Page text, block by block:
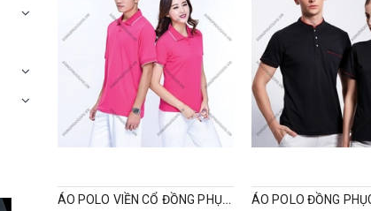
ÁO POLO VIỀN CỔ ĐỒNG PHỤC CÔNG TY